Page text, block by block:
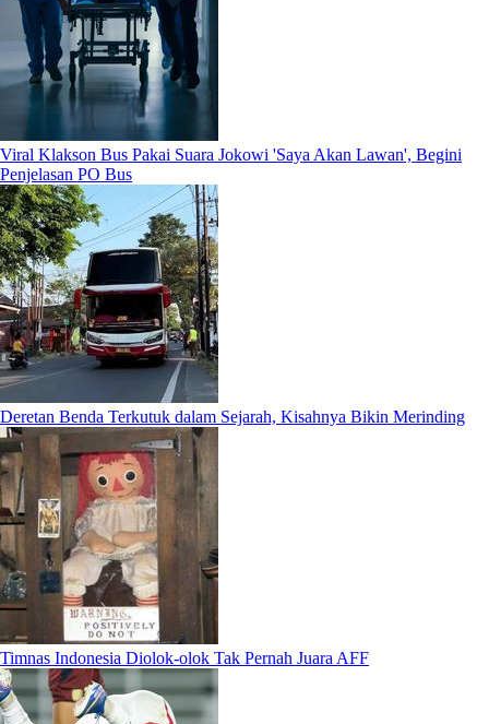
Viral Klakson Bus Pakai Suara Jokowi 'Saya Akan Lawan', Begini
Penjelasan PO Bus
Deretan Benda Terkutuk dalam Sejarah, Kisahnya Bikin Merinding
Timnas Indonesia Diolok-olok Tak Pernah Juara AFF